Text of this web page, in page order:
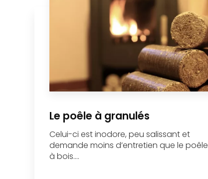
Le poêle à granulés
Celui-ci est inodore, peu salissant et
demande moins d’entretien que le poêle
à bois....